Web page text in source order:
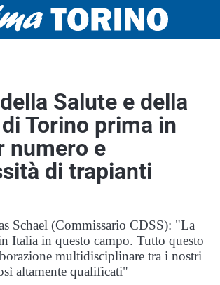
Salute e della
Torino prima in
numero e
di trapianti
Schael (Commissario CDSS): "La
Italia in questo campo. Tutto questo
multidisciplinare tra i nostri
altamente qualificati"